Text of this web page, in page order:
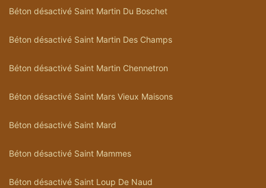
Béton désactivé Saint Martin Du Boschet
Béton désactivé Saint Martin Des Champs
Béton désactivé Saint Martin Chennetron
Béton désactivé Saint Mars Vieux Maisons
Béton désactivé Saint Mard
Béton désactivé Saint Mammes
Béton désactivé Saint Loup De Naud